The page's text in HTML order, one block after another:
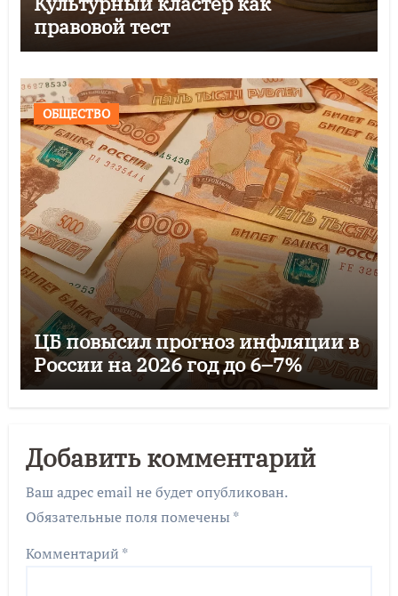
правовой тест
ОБЩЕСТВО
ЦБ повысил прогноз инфляции в
России на 2026 год до 6–7%
Добавить комментарий
Ваш адрес email не будет опубликован.
Обязательные поля помечены *
Комментарий *